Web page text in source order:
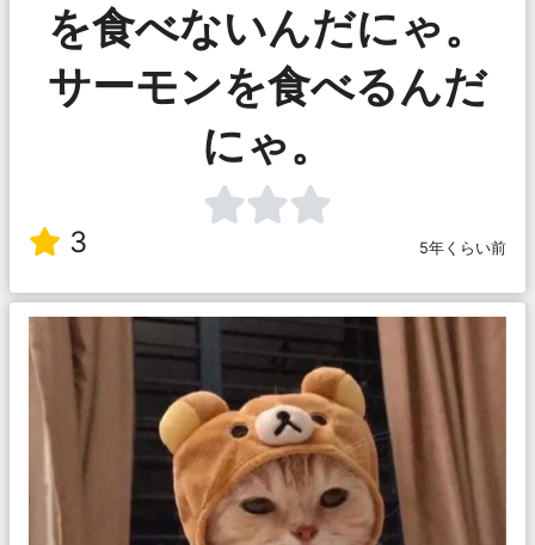
を食べないんだにゃ。
サーモンを食べるんだ
にゃ。
3 5年くらい前